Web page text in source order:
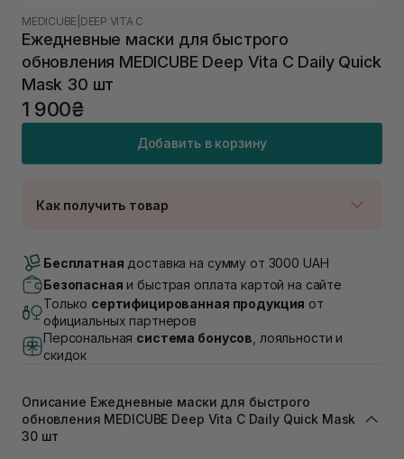
MEDICUBE DEEP VITA C
Ежедневные маски для быстрого
обновления MEDICUBE Deep Vita C Daily Quick
Mask 30 шт
1 900₴
Добавить в корзину
Как получить товар
В наличии
Самовывоз г. Луцк, Винниченка 4
Нет в наличии!
Самовывоз г. Львов, ул. Академика Подстригача,
1В (Duck's Lake)
Нет в наличии!
Самовывоз Львов (Ивана Франко 36)
Самовывоз г. Львов ул. Степана Бандеры 43
Нет в наличии!
Бесплатная доставка на сумму от 3000 UAH
Безопасная и быстрая оплата картой на сайте
Только сертифицированная продукция от
официальных партнеров
Персональная система бонусов , лояльности и
скидок
Описание Ежедневные маски для быстрого
обновления MEDICUBE Deep Vita C Daily Quick Mask
30 шт